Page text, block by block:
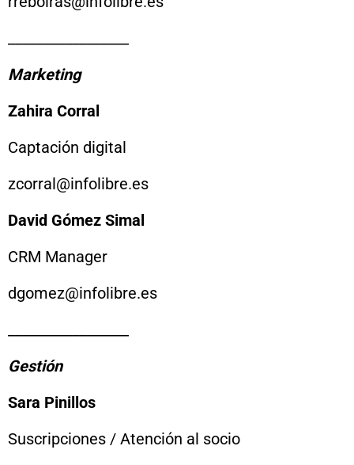
Marketing
Zahira Corral
Captación digital
zcorral@infolibre.es
David Gómez Simal
CRM Manager
dgomez@infolibre.es
Gestión
Sara Pinillos
Suscripciones / Atención al socio